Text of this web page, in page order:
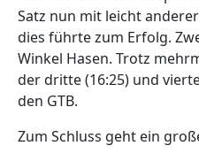
Satz nun mit leicht
dies führte zum Erfolg.
Winkel Hasen. Trotz
der dritte (16:25) und
den GTB.
Zum Schluss geht ein